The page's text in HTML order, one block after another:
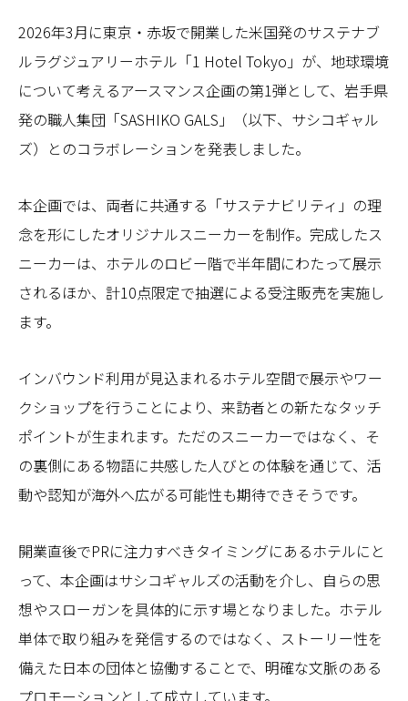
2026年3月に東京・赤坂で開業した米国発のサステナブ
ルラグジュアリーホテル「1 Hotel Tokyo」が、地球環境
について考えるアースマンス企画の第1弾として、岩手県
発の職人集団「SASHIKO GALS」（以下、サシコギャル
ズ）とのコラボレーションを発表しました。
本企画では、両者に共通する「サステナビリティ」の理
念を形にしたオリジナルスニーカーを制作。完成したス
ニーカーは、ホテルのロビー階で半年間にわたって展示
されるほか、計10点限定で抽選による受注販売を実施し
ます。
インバウンド利用が見込まれるホテル空間で展示やワー
クショップを行うことにより、来訪者との新たなタッチ
ポイントが生まれます。ただのスニーカーではなく、そ
の裏側にある物語に共感した人びとの体験を通じて、活
動や認知が海外へ広がる可能性も期待できそうです。
開業直後でPRに注力すべきタイミングにあるホテルにと
って、本企画はサシコギャルズの活動を介し、自らの思
想やスローガンを具体的に示す場となりました。ホテル
単体で取り組みを発信するのではなく、ストーリー性を
備えた日本の団体と協働することで、明確な文脈のある